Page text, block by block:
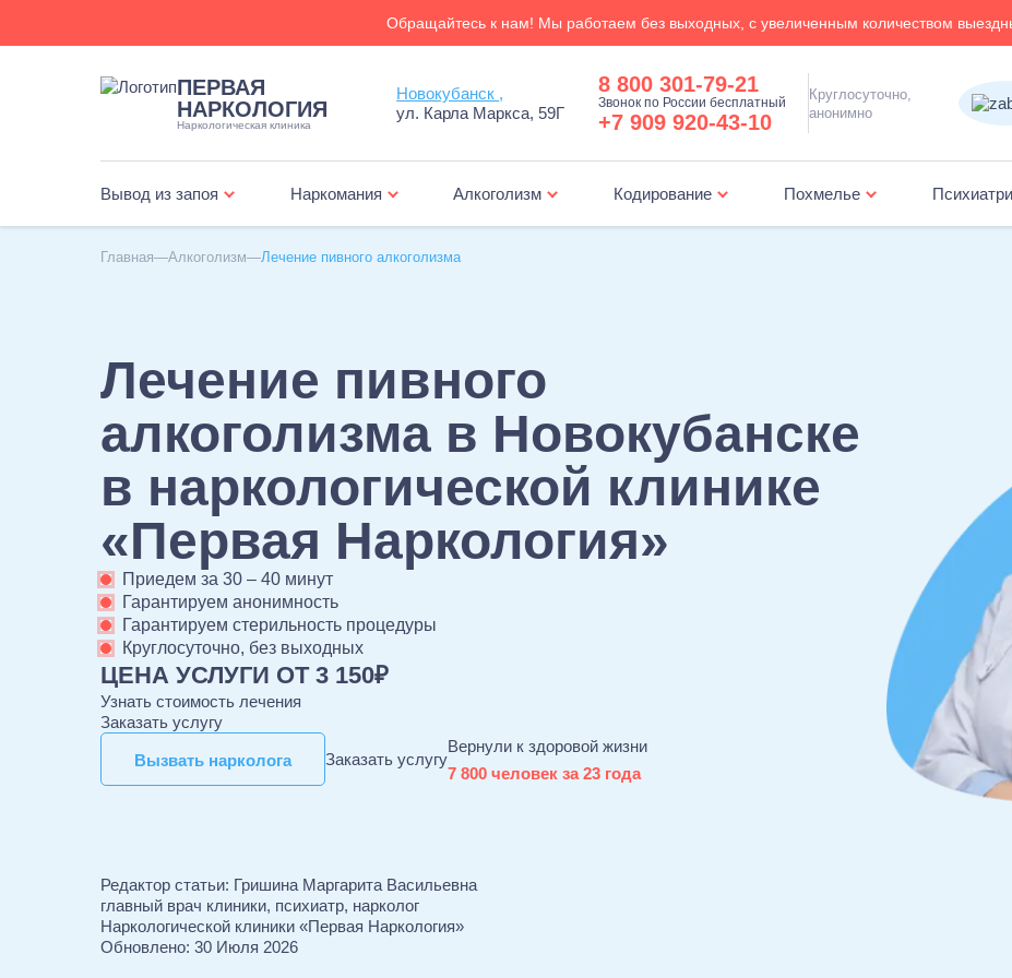
Обращайтесь к нам! Мы работаем без выходных, с увеличенным количеством
ПЕРВАЯ
НАРКОЛОГИЯ
Наркологическая клиника
Новокубанск ,
ул. Карла Маркса, 59Г
8 800 301-79-21
Звонок по России бесплатный
+7 909 920-43-10
Круглосуточно,
анонимно
Вывод из запоя Наркомания Алкоголизм Кодирование Похмелье
Главная Алкоголизм Лечение пивного алкоголизма
Лечение пивного
алкоголизма в Новокубанске
в наркологической клинике
«Первая Наркология»
Приедем за 30 – 40 минут
Гарантируем анонимность
Гарантируем стерильность процедуры
Круглосуточно, без выходных
ЦЕНА УСЛУГИ ОТ 3 150₽
Узнать стоимость лечения
Заказать услугу
Вызвать нарколога
Вызвать нарколога Заказать услугу
Вернули к здоровой жизни
7 800 человек за 23 года
Редактор статьи: Гришина Маргарита Васильевна
главный врач клиники, психиатр, нарколог
Наркологической клиники «Первая Наркология»
Обновлено: 30 Июля 2026